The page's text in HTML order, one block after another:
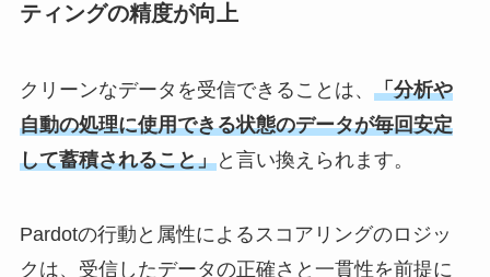
ティングの精度が向上
クリーンなデータを受信できることは、 「分析や
自動の処理に使用できる状態のデータが毎回安定
して蓄積されること」と言い換えられます。
Pardotの行動と属性によるスコアリングのロジッ
クは、受信したデータの正確さと一貫性を前提に